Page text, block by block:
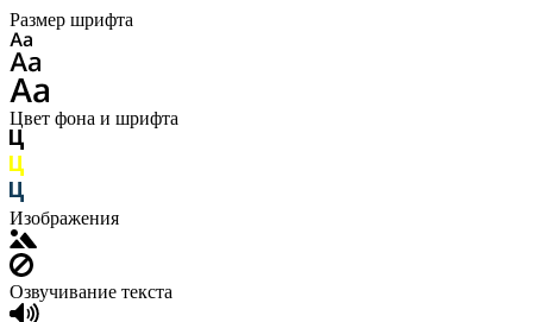
Размер шрифта
Цвет фона и шрифта
Изображения
Озвучивание текста